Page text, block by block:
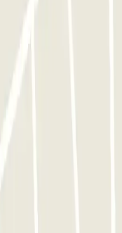
de BSM Badajoz
del Centro Comercial